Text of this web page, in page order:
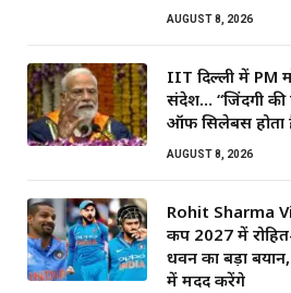
AUGUST 8, 2026
IIT दिल्ली में PM
संदेश… “जिंदगी
ऑफ सिलेबस होता
AUGUST 8, 2026
Rohit Sharma
कप 2027 में
धवन का बड़ा
में मदद करेंगे